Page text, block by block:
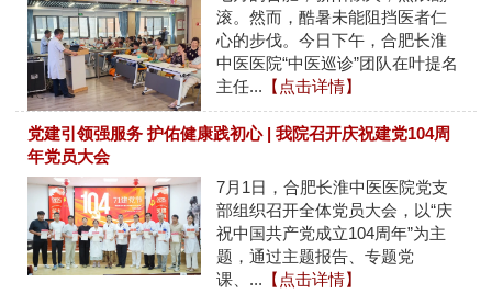
滚。然而，酷暑未能阻挡医者仁
心的步伐。今日下午，合肥长淮
中医医院“中医巡诊”团队在叶提名
主任... 【点击详情】
党建引领强服务 护佑健康践初心 | 我院召开庆祝建党104周
年党员大会
7月1日，合肥长淮中医医院党支
部组织召开全体党员大会，以“庆
祝中国共产党成立104周年”为主
题，通过主题报告、专题党
课、... 【点击详情】